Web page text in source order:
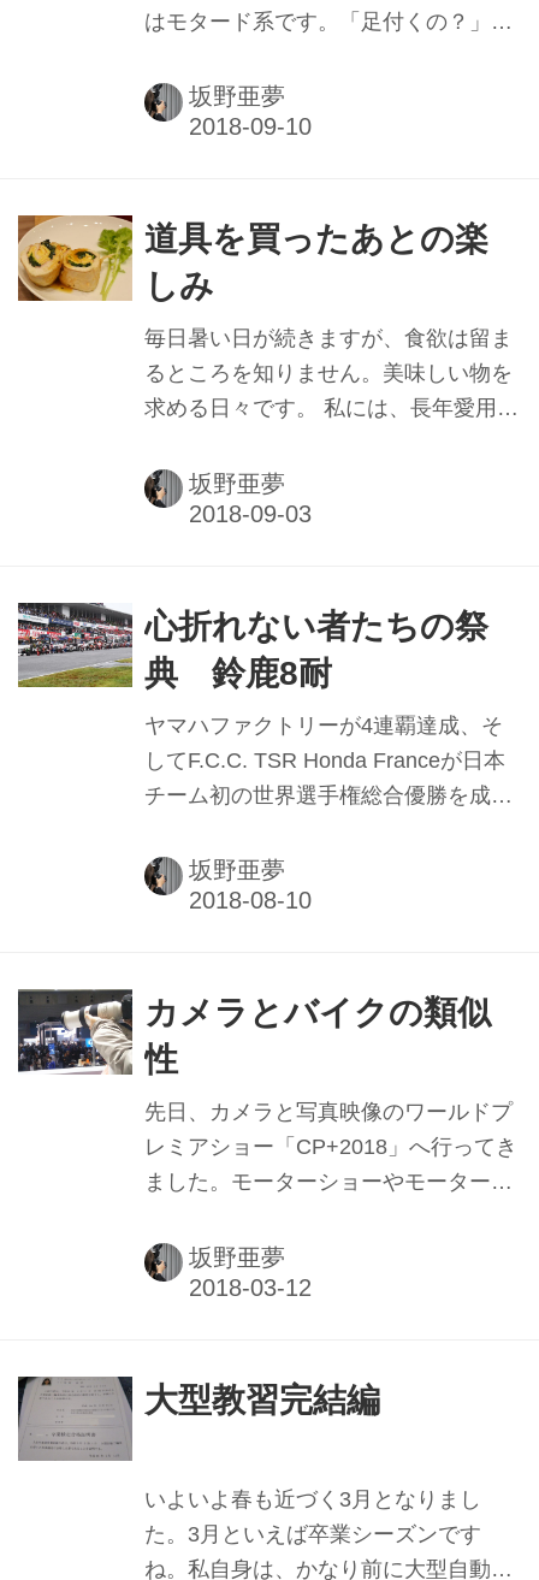
色々とあります。 うなぎ屋さんの匂い
い和菓子屋さんに立ち寄ったり。 浮世
絵に描かれていた海の見える宿場...
はモタード系です。「足付くの？」と
トをあんこ抜きしてもらい、どうにか
こうにか、という感じです。軽くて気
しっかりと練習したいと思っていまし
た。 ということで、先日、グッドライ
ダーミーティングを受講してきまし
た。通称Gミーティングと呼ばれ、全
国各地で開催されている安全運転講習
会です。二輪車安全運転推進委員会の
もと、基礎練習をすることができま
す。スピードを出して競い合ったりす
坂野亜夢
道具を買ったあとの楽
しみ
毎日暑い日が続きますが、食欲は留ま
るところを知りません。美味しい物を
求める日々です。 私には、長年愛用し
のがネックですが、熱伝導がいいの
で、腕が上がったと錯覚するぐらい料
なってしまったほど。 もう少し使いこ
なせるようになりたいなぁと思ってい
たところ、その鍋のブランドを扱う店
舗が主催する料理教室に参加すること
になりました。着替えを持参してバイ
クに乗り、お店に向かいました。 現地
ンスタ映え”しそうなおしゃれなキッチ
ンにブランドの調理器具がずらりと並
坂野亜夢
心折れない者たちの祭
典 鈴鹿8耐
ヤマハファクトリーが4連覇達成、そ
してF.C.C. TSR Honda Franceが日本
チーム初の世界選手権総合優勝を成し
近で天候が読めないなか、無事に決勝
レースまで行われ、数々の素晴らしい
どの周辺イベントが開催され、ステー
ジ前やブースに人だかりができている
のを見て「今年も8耐に来たなぁ」と
いう気分になっていたものです。 今年
はイベント関連も台風に翻弄され、
「GPスクエア」などは、金曜日に出
ブースが並ぶイベントスペースは、い
つもの8耐と違う雰囲気で...
坂野亜夢
カメラとバイクの類似
性
先日、カメラと写真映像のワールドプ
レミアショー「CP+2018」へ行ってき
ました。モーターショーやモーターサ
しょうか。最新のカメラや周辺機器が
並び、発売前の製品を実際に手にとっ
総来場者数は歴代最多の6万8,111人だ
ーリング先や散歩用には機動性の高い
ミラーレス一眼と使い分けています。
会場内で最新のミラーレスを試したと
坂野亜夢
大型教習完結編
いよいよ春も近づく3月となりまし
た。3月といえば卒業シーズンです
ね。私自身は、かなり前に大型自動二